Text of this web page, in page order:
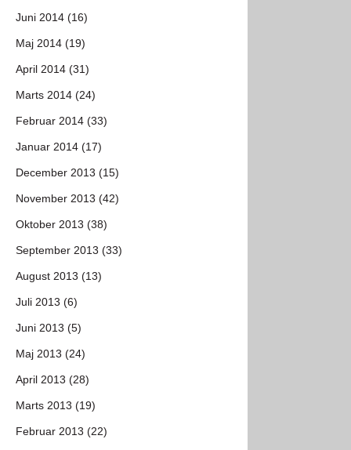
Juni 2014 (16)
Maj 2014 (19)
April 2014 (31)
Marts 2014 (24)
Februar 2014 (33)
Januar 2014 (17)
December 2013 (15)
November 2013 (42)
Oktober 2013 (38)
September 2013 (33)
August 2013 (13)
Juli 2013 (6)
Juni 2013 (5)
Maj 2013 (24)
April 2013 (28)
Marts 2013 (19)
Februar 2013 (22)